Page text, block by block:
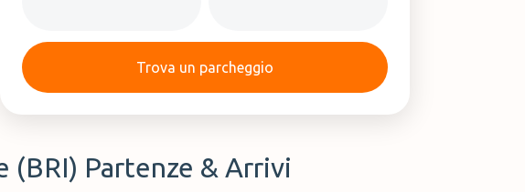
Trova un parcheggio
(BRI) Partenze & Arrivi